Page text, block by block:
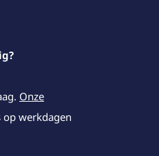
Onze
op werkdagen